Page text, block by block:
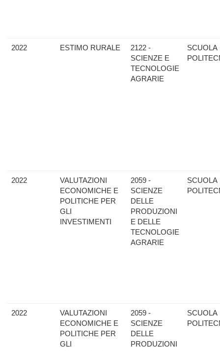
2022 ESTIMO RURALE
2122 -
SCIENZE E
TECNOLOGIE
AGRARIE
SCUOLA
2022
VALUTAZIONI
ECONOMICHE E
POLITICHE PER
GLI
INVESTIMENTI
2059 -
SCIENZE
DELLE
PRODUZIONI
E DELLE
TECNOLOGIE
AGRARIE
SCUOLA
2022
VALUTAZIONI
ECONOMICHE E
POLITICHE PER
GLI
2059 -
SCIENZE
DELLE
PRODUZIONI
SCUOLA